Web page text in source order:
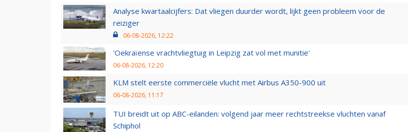
Analyse kwartaalcijfers: Dat vliegen duurder wordt, lijkt geen probleem voor de
reiziger
06-08-2026, 12:22
'Oekraïense vrachtvliegtuig in Leipzig zat vol met munitie'
06-08-2026, 12:20
KLM stelt eerste commerciële vlucht met Airbus A350-900 uit
06-08-2026, 11:17
TUI breidt uit op ABC-eilanden: volgend jaar meer rechtstreekse vluchten vanaf
Schiphol